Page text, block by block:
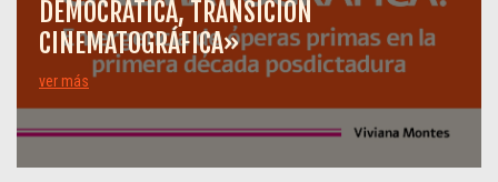
DEMOCRÁTICA, TRANSICIÓN
CINEMATOGRÁFICA»
ver más